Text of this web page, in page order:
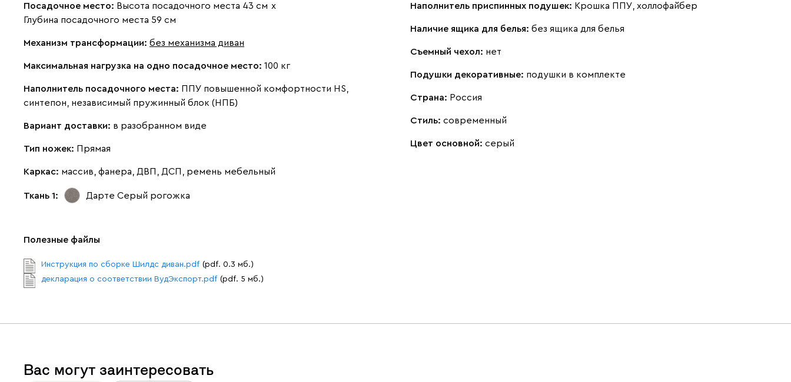
(Mustard)
Посадочное место: Высота посадочного места 43 см х
Глубина посадочного места 59 см
Механизм трансформации: без механизма диван
Максимальная нагрузка на одно посадочное место: 100 кг
Наполнитель посадочного места: ППУ повышенной комфортности HS,
синтепон, независимый пружинный блок (НПБ)
Вариант доставки: в разобранном виде
Тип ножек: Прямая
Каркас: массив, фанера, ДВП, ДСП, ремень мебельный
Ткань 1: Дарте Серый рогожка
Наполнитель приспинных подушек: Крошка ППУ, холлофайбер
Наличие ящика для белья: без ящика для белья
Съемный чехол: нет
Подушки декоративные: подушки в комплекте
Страна: Россия
Стиль: современный
Цвет основной: серый
Полезные файлы
Инструкция по сборке Шилдс диван.pdf (pdf. 0.3 мб.)
декларация о соответствии ВудЭкспорт.pdf (pdf. 5 мб.)
Вас могут заинтересовать